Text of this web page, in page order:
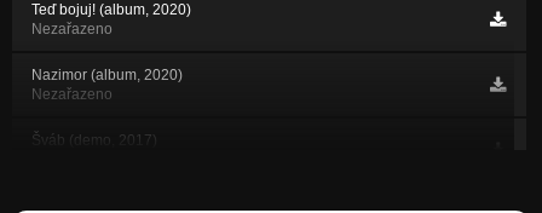
Teď bojuj! (album, 2020)
Nezařazeno
Nazimor (album, 2020)
Nezařazeno
Šváb (demo, 2017)